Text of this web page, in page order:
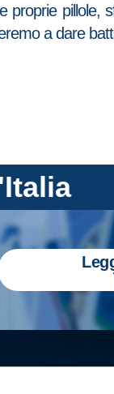
proprie pillole,
a dare